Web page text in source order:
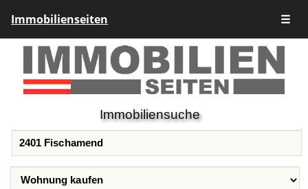
Immobilienseiten ☰
Immobiliensuche